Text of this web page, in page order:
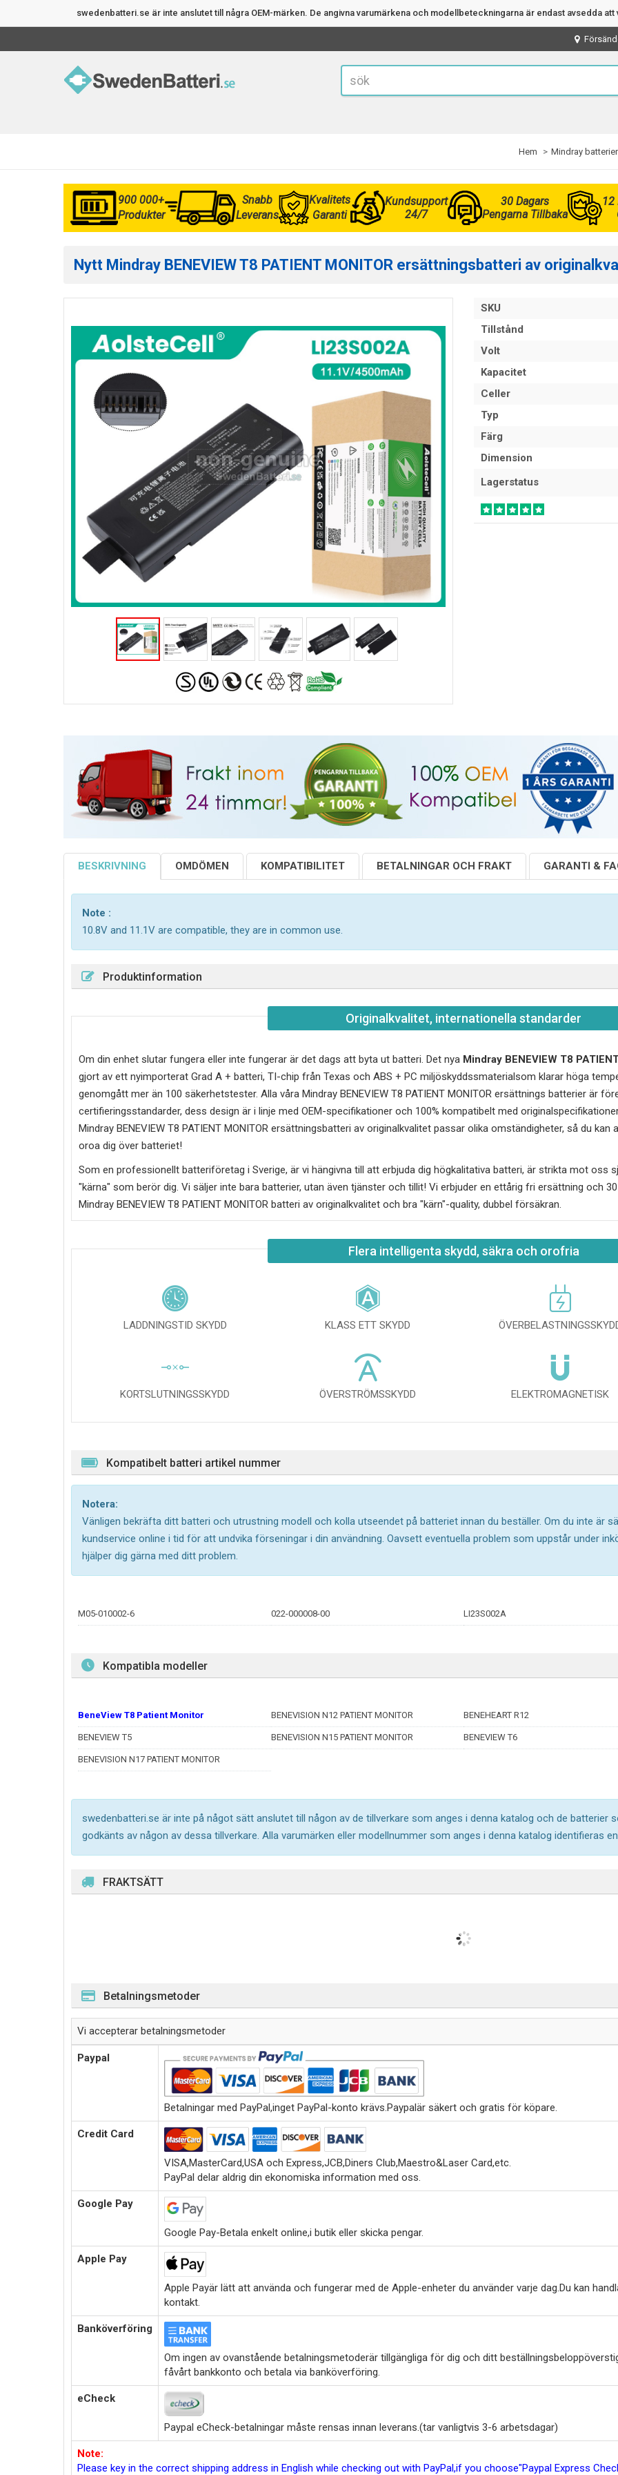
swedenbatteri.se är inte anslutet till några OEM-märken. De angivna varumärkena och modellbeteckningarna är endast avsedda
Hem Mindray batterier
900 000+
Produkter
Snabb
Leverans
Kvalitets
Garanti
Kundsupport
24/7
30 Dagars
Pengarna Tillbaka
12
Nytt Mindray BENEVIEW T8 PATIENT MONITOR ersättningsbatteri av
SKU
Tillstånd
Volt
Kapacitet
Celler
Typ
Färg
Dimension
Lagerstatus
BESKRIVNING OMDÖMEN KOMPATIBILITET BETALNINGAR OCH FRAKT GARANTI &
Note :
10.8V and 11.1V are compatible, they are in common use.
Produktinformation
Originalkvalitet, internationella standarder
Om din enhet slutar fungera eller inte fungerar är det dags att byta ut batteri. Det nya Mindray BENEVIEW T8
gjort av ett nyimporterat Grad A + batteri, TI-chip från Texas och ABS + PC miljöskyddssmaterialsom klarar höga
genomgått mer än 100 säkerhetstester. Alla våra Mindray BENEVIEW T8 PATIENT MONITOR ersättnings batterier är
certifieringsstandarder, dess design är i linje med OEM-specifikationer och 100% kompatibelt med
Mindray BENEVIEW T8 PATIENT MONITOR ersättningsbatteri av originalkvalitet passar olika omständigheter, så du kan
oroa dig över batteriet!
Som en professionellt batteriföretag i Sverige, är vi hängivna till att erbjuda dig högkalitativa batteri, är strikta mot oss
"kärna" som berör dig. Vi säljer inte bara batterier, utan även tjänster och tillit! Vi erbjuder en ettårig fri ersättning och
Mindray BENEVIEW T8 PATIENT MONITOR batteri av originalkvalitet och bra "kärn"-quality, dubbel försäkran.
Flera intelligenta skydd, säkra och orofria
LADDNINGSTID SKYDD KLASS ETT SKYDD
KORTSLUTNINGSSKYDD ÖVERSTRÖMSSKYDD ELEKTROMAGNETISK
Kompatibelt batteri artikel nummer
Notera:
Vänligen bekräfta ditt batteri och utrustning modell och kolla utseendet på batteriet innan du beställer. Om du inte är
kundservice online i tid för att undvika förseningar i din användning. Oavsett eventuella problem som uppstår under
hjälper dig gärna med ditt problem.
M05-010002-6 022-000008-00 LI23S002A
Kompatibla modeller
BeneView T8 Patient Monitor BENEVISION N12 PATIENT MONITOR BENEHEART R12
BENEVIEW T5 BENEVISION N15 PATIENT MONITOR BENEVIEW T6
BENEVISION N17 PATIENT MONITOR
swedenbatteri.se är inte på något sätt anslutet till någon av de tillverkare som anges i denna katalog och de batterier
godkänts av någon av dessa tillverkare. Alla varumärken eller modellnummer som anges i denna katalog identifieras
FRAKTSÄTT
Betalningsmetoder
Vi accepterar betalningsmetoder
Paypal
Betalningar med PayPal,inget PayPal-konto krävs.Paypalär säkert och gratis för köpare.
Credit Card
VISA,MasterCard,USA och Express,JCB,Diners Club,Maestro&Laser Card,etc.
PayPal delar aldrig din ekonomiska information med oss.
Google Pay
Google Pay-Betala enkelt online,i butik eller skicka pengar.
Apple Pay
Apple Payär lätt att använda och fungerar med de Apple-enheter du använder varje dag.Du kan
kontakt.
Banköverföring
Om ingen av ovanstående betalningsmetoderär tillgängliga för dig och ditt
fåvårt bankkonto och betala via banköverföring.
eCheck
Paypal eCheck-betalningar måste rensas innan leverans.(tar vanligtvis 3-6 arbetsdagar)
Note:
Please key in the correct shipping address in English while checking out with PayPal,if you choose"Paypal Express